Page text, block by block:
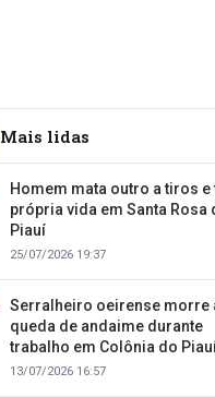
Mais lidas
Homem mata outro a tiros e
própria vida em Santa Rosa
Piauí
25/07/2026 19:37
Serralheiro oeirense morre
queda de andaime durante
trabalho em Colônia do
13/07/2026 16:57